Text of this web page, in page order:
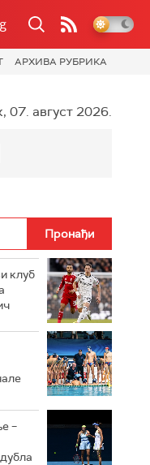
АРХИВА РУБРИКА
07. август 2026.
клуб
–